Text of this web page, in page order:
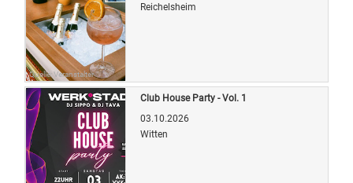
Quelle: Veranstalter
Reichelsheim
Club House Party - Vol. 1
03.10.2026
Witten